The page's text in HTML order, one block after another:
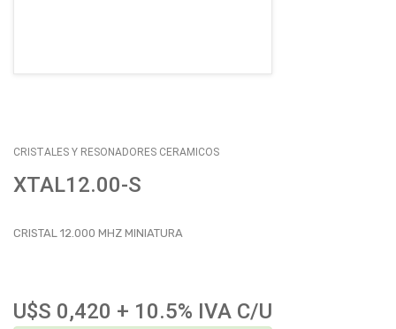
CRISTALES Y RESONADORES CERAMICOS
XTAL12.00-S
CRISTAL 12.000 MHZ MINIATURA
U$S 0,420 + 10.5% IVA C/U